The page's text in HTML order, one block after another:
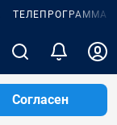
ТЕЛЕПРОГРАММА
Согласен